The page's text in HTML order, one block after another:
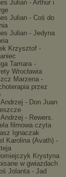
Julian - Arthur i
Julian - Coś do
Julian - Jedyna
Krzysztof -
Tamara -
Wrocławia
Marzena -
przez
Andrzej - Don Juan
Andrzej - Rewers.
filmowa czyta
Ignaczak
Karolina (Avath) -
Krystyna
w gwiazdach
Jolanta - Jad